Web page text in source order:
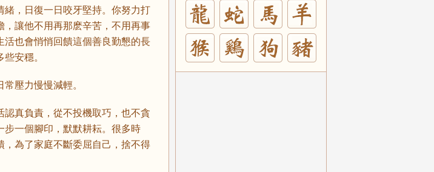
，日復一日咬牙堅持。你努力打
讓他不用再那麽辛苦，不用再事
也會悄悄回饋這個善良勤懇的長
安穩。
壓力慢慢減輕。
真負責，從不投機取巧，也不貪
步一個腳印，默默耕耘。很多時
為了家庭不斷委屈自己，捨不得
龍 蛇 馬
猴 雞 狗